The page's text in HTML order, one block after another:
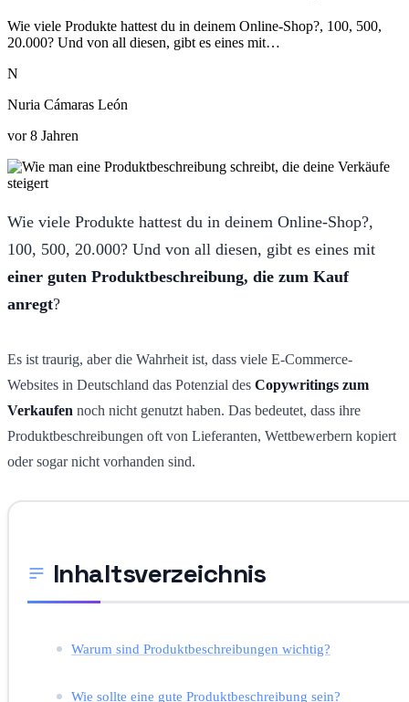
Wie viele Produkte hattest du in deinem Online-Shop?, 100, 500,
20.000? Und von all diesen, gibt es eines mit…
N
Nuria Cámaras León
vor 8 Jahren
Wie viele Produkte hattest du in deinem Online-Shop?,
100, 500, 20.000? Und von all diesen, gibt es eines mit
einer guten Produktbeschreibung, die zum Kauf
anregt?
Es ist traurig, aber die Wahrheit ist, dass viele E-Commerce-
Websites in Deutschland das Potenzial des Copywritings zum
Verkaufen noch nicht genutzt haben. Das bedeutet, dass ihre
Produktbeschreibungen oft von Lieferanten, Wettbewerbern kopiert
oder sogar nicht vorhanden sind.
Inhaltsverzeichnis
Warum sind Produktbeschreibungen wichtig?
Wie sollte eine gute Produktbeschreibung sein?